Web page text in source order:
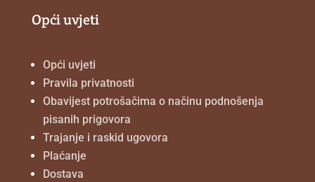
Opći uvjeti
Opći uvjeti
Pravila privatnosti
Obavijest potrošačima o načinu podnošenja
pisanih prigovora
Trajanje i raskid ugovora
Plaćanje
Dostava